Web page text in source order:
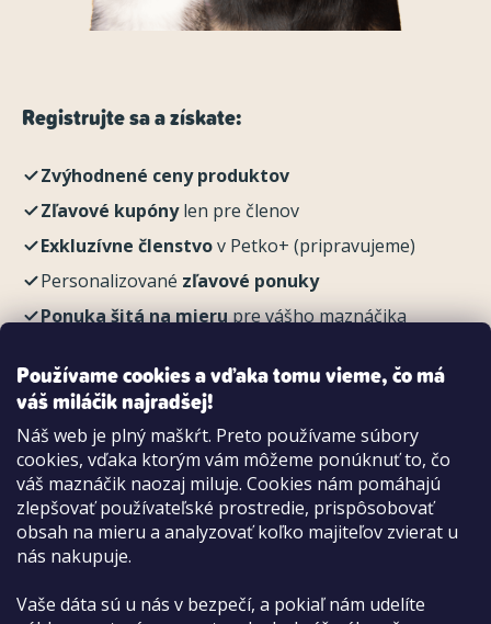
Používame cookies a vďaka tomu vieme, čo má
váš miláčik najradšej!
Náš web je plný maškŕt. Preto používame súbory
cookies, vďaka ktorým vám môžeme ponúknuť to, čo
váš maznáčik naozaj miluje. Cookies nám pomáhajú
zlepšovať používateľské prostredie, prispôsobovať
obsah na mieru a analyzovať koľko majiteľov zvierat u
nás nakupuje.
Vaše dáta sú u nás v bezpečí, a pokiaľ nám udelíte
Registrujte sa a získate:
Zvýhodnené ceny produktov
Zľavové kupónylen pre členov
Exkluzívne členstvov Petko+ (pripravujeme)
Personalizované zľavové ponuky
Ponuka šitá na mierupre vášho maznáčika
Možnosti platby:
Dobierkou
Hotovo aj kartou na pobočke